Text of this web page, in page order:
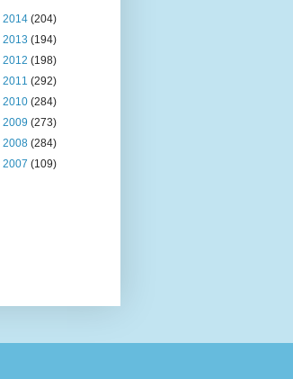
2014 (204)
2013 (194)
2012 (198)
2011 (292)
2010 (284)
2009 (273)
2008 (284)
2007 (109)